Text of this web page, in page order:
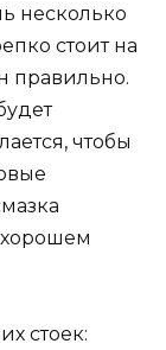
несколько
стоит на
правильно.
чтобы
хорошем
стоек: